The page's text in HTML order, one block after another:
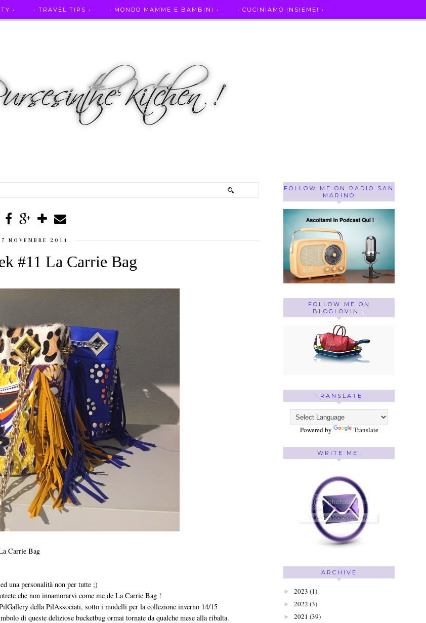
• • TRAVEL TIPS • • MONDO MAMME E BAMBINI • • CUCINIAMO INSIEME! •
NOVEMBRE 2014
#11 La Carrie Bag
Carrie Bag
una personalità non per tutte ;)
che non innamorarvi come me de La Carrie Bag !
della PilAssociati, sotto i modelli per la collezione inverno 14/15
di queste deliziose bucketbug ormai tornate da qualche mese alla ribalta.
FOLLOW ME ON RADIO SAN
MARINO
FOLLOW ME ON
BLOGLOVIN !
TRANSLATE
Powered by Translate
WRITE ME!
ARCHIVE
► 2023 (1)
► 2022 (3)
► 2021 (39)